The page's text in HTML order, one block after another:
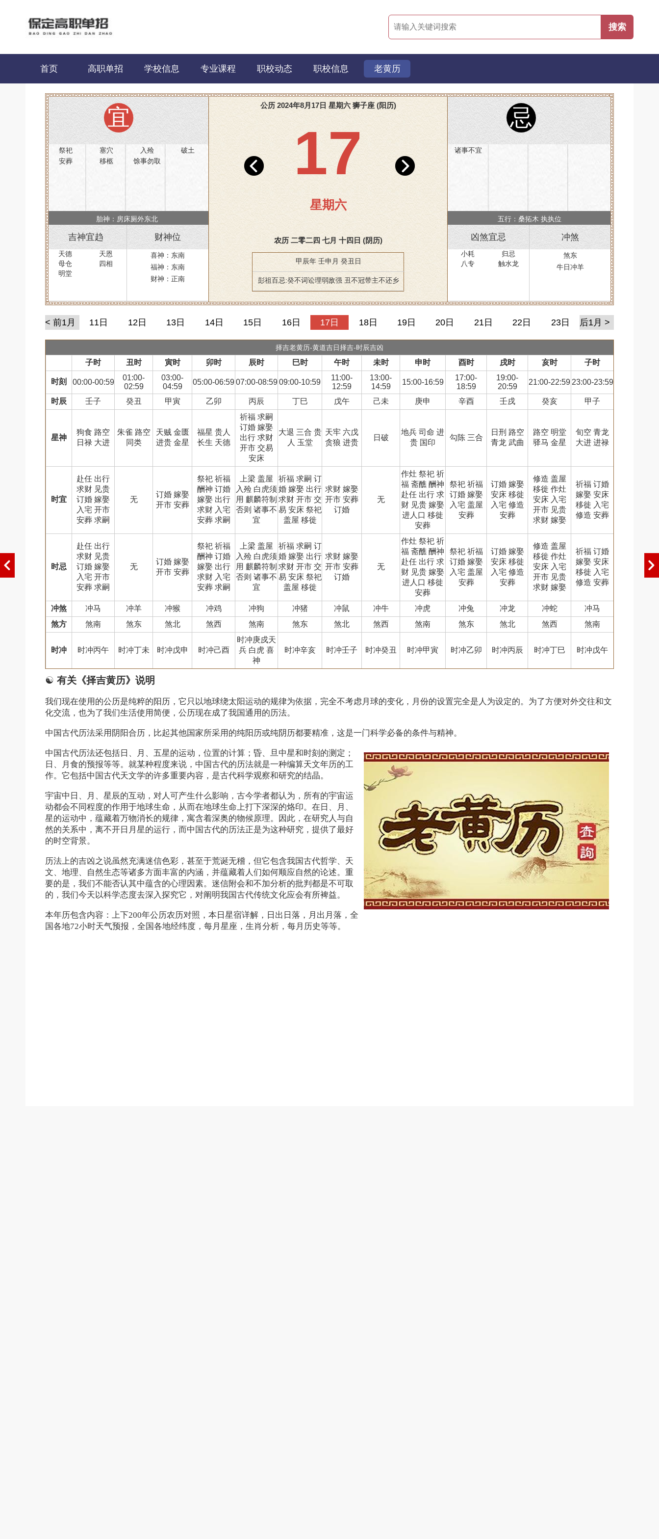
首页 高职单招 学校信息 专业课程 职校动态 职校信息 老黄历
宜
祭祀 塞穴 入殓
破土
安葬
移柩 馀事勿取
胎神：房床厕外东北
吉神宜趋
天德
天恩
母仓
四相
明堂
财神位
喜神：东南
福神：东南
财神：正南
公历 2024年8月17日 星期六 狮子座 (阳历)
17
星期六
农历 二零二四 七月 十四日 (阴历)
甲辰年 壬申月 癸丑日
彭祖百忌:癸不词讼理弱敌强 丑不冠带主不还乡
忌
诸事不宜
五行：桑拓木 执执位
凶煞宜忌
小耗
归忌
八专
触水龙
冲煞
煞东
牛日冲羊
< 前1月 11日 12日 13日 14日 15日 16日 17日 18日 19日 20日 21日 22日 23日 后1月 >
择吉老黄历-黄道吉日择吉-时辰吉凶
子时 丑时 寅时 卯时 辰时 巳时 午时 未时 申时 酉时 戌时 亥时 子时
时刻 00:00-00:59
01:00-
02:59
03:00-
04:59
05:00-06:5907:00-08:59 09:00-10:59
11:00-
12:59
13:00-
14:59
15:00-16:59
17:00-
18:59
19:00-
20:59
21:00-22:59 23:00-23:59
时辰 壬子 癸丑 甲寅 乙卯 丙辰 丁巳 戊午 己未 庚申 辛酉 壬戌 癸亥 甲子
星神
狗食 路空
日禄 大进
朱雀 路空
同类
天贼 金匮
进贵 金星
福星 贵人
长生 天德
祈福 求嗣
订婚 嫁娶
出行 求财
开市 交易
安床
大退 三合 贵
人 玉堂
天牢 六戊
贪狼 进贵
日破
地兵 司命 进
贵 国印
勾陈 三合
日刑 路空
青龙 武曲
路空 明堂
驿马 金星
旬空 青龙
大进 进禄
时宜
赴任 出行
求财 见贵
订婚 嫁娶
入宅 开市
安葬 求嗣
无
订婚 嫁娶
开市 安葬
祭祀 祈福
酬神 订婚
嫁娶 出行
求财 入宅
安葬 求嗣
上梁 盖屋
入殓 白虎须
用 麒麟符制
否则 诸事不
宜
祈福 求嗣 订
婚 嫁娶 出行
求财 开市 交
易 安床 祭祀
盖屋 移徙
求财 嫁娶
开市 安葬
订婚
无
作灶 祭祀 祈
福 斋醮 酬神
赴任 出行 求
财 见贵 嫁娶
进人口 移徙
安葬
祭祀 祈福
订婚 嫁娶
入宅 盖屋
安葬
订婚 嫁娶
安床 移徙
入宅 修造
安葬
修造 盖屋
移徙 作灶
安床 入宅
开市 见贵
求财 嫁娶
祈福 订婚
嫁娶 安床
移徙 入宅
修造 安葬
时忌
赴任 出行
求财 见贵
订婚 嫁娶
入宅 开市
安葬 求嗣
无
订婚 嫁娶
开市 安葬
祭祀 祈福
酬神 订婚
嫁娶 出行
求财 入宅
安葬 求嗣
上梁 盖屋
入殓 白虎须
用 麒麟符制
否则 诸事不
宜
祈福 求嗣 订
婚 嫁娶 出行
求财 开市 交
易 安床 祭祀
盖屋 移徙
求财 嫁娶
开市 安葬
订婚
无
作灶 祭祀 祈
福 斋醮 酬神
赴任 出行 求
财 见贵 嫁娶
进人口 移徙
安葬
祭祀 祈福
订婚 嫁娶
入宅 盖屋
安葬
订婚 嫁娶
安床 移徙
入宅 修造
安葬
修造 盖屋
移徙 作灶
安床 入宅
开市 见贵
求财 嫁娶
祈福 订婚
嫁娶 安床
移徙 入宅
修造 安葬
冲煞 冲马 冲羊 冲猴 冲鸡 冲狗 冲猪 冲鼠 冲牛 冲虎 冲兔 冲龙 冲蛇
冲马
煞方
煞南 煞东 煞北 煞西 煞南 煞东 煞北 煞西 煞南 煞东 煞北 煞西 煞南
时冲 时冲丙午 时冲丁未 时冲戊申 时冲己酉
时冲庚戍天
兵 白虎 喜
神
时冲辛亥 时冲壬子 时冲癸丑 时冲甲寅 时冲乙卯 时冲丙辰 时冲丁巳 时冲戊午
☯ 有关《择吉黄历》说明
我们现在使用的公历是纯粹的阳历，它只以地球绕太阳运动的规律为依据，完全不考虑月球的变化，月份的设置完全是人为设定的。为了方便对外交往和文
化交流，也为了我们生活使用简便，公历现在成了我国通用的历法。
中国古代历法采用阴阳合历，比起其他国家所采用的纯阳历或纯阴历都要精准，这是一门科学必备的条件与精神。
中国古代历法还包括日、月、五星的运动，位置的计算；昏、旦中星和时刻的测定；
日、月食的预报等等。就某种程度来说，中国古代的历法就是一种编算天文年历的工
作。它包括中国古代天文学的许多重要内容，是古代科学观察和研究的结晶。
宇宙中日、月、星辰的互动，对人可产生什么影响，古今学者都认为，所有的宇宙运
动都会不同程度的作用于地球生命，从而在地球生命上打下深深的烙印。在日、月、
星的运动中，蕴藏着万物消长的规律，寓含着深奥的物候原理。因此，在研究人与自
然的关系中，离不开日月星的运行，而中国古代的历法正是为这种研究，提供了最好
的时空背景。
历法上的吉凶之说虽然充满迷信色彩，甚至于荒诞无稽，但它包含我国古代哲学、天
文、地理、自然生态等诸多方面丰富的内涵，并蕴藏着人们如何顺应自然的论述。重
要的是，我们不能否认其中蕴含的心理因素。迷信附会和不加分析的批判都是不可取
的，我们今天以科学态度去深入探究它，对阐明我国古代传统文化应会有所裨益。
本年历包含内容：上下200年公历农历对照，本日星宿详解，日出日落，月出月落，全
国各地72小时天气预报，全国各地经纬度，每月星座，生肖分析，每月历史等等。